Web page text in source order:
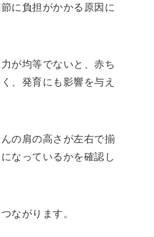
に負担がかかる原因に
が均等でないと、赤ち
、発育にも影響を与え
の肩の高さが左右で揃
なっているかを確認し
ながります。